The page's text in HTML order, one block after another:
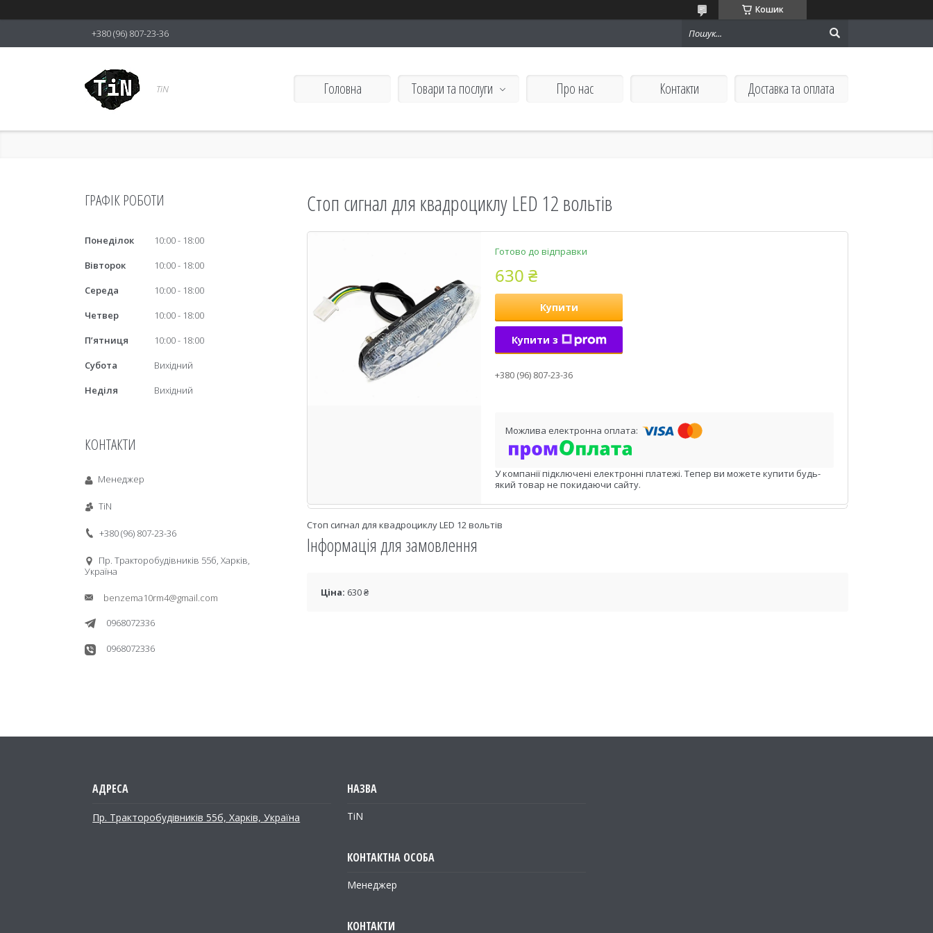
Кошик
+380 (96) 807-23-36
TiN Головна Товари та послуги Про нас Контакти Доставка та оплата
Стоп сигнал для квадроциклу LED 12 вольтів
Готово до відправки
630 ₴
Купити
Купити з
+380 (96) 807-23-36
У компанії підключені електронні платежі. Тепер ви можете купити будь-
який товар не покидаючи сайту.
Стоп сигнал для квадроциклу LED 12 вольтів
Інформація для замовлення
Ціна: 630 ₴
ГРАФІК РОБОТИ
Понеділок 10:00
18:00
Вівторок
10:00
18:00
Середа
10:00
18:00
Четвер
10:00
18:00
Пʼятниця
10:00
18:00
Субота
Вихідний
Неділя
Вихідний
КОНТАКТИ
Менеджер
TiN
+380 (96) 807-23-36
Пр. Тракторобудiвникiв 55б, Харків,
Україна
benzema10rm4@gmail.com
0968072336
0968072336
Пр. Тракторобудiвникiв 55б, Харків, Україна TiN
Менеджер